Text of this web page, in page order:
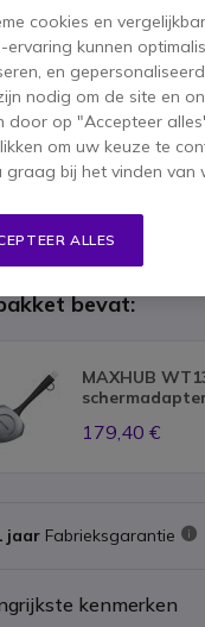
van draadloze
367,35 € PACK
€
€ ex. BTW - 803,87 €
IN
op voorraad
bevat:
MAXHUB
179,40 €
jaar Fabrieksgarantie
kenmerken
cookies en
kunnen
en
nodig om de site en
door op "Accepteer
om uw keuze te
bij het vinden van
ALLES